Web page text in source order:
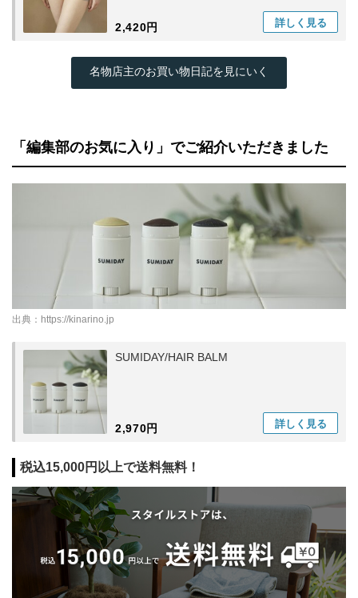
2,420円 詳しく 見る
名物店主のお買い物日記を見にいく
「編集部のお気に入り」でご紹介いただきました
出典： https://kinarino.jp
SUMIDAY/HAIR BALM
2,970円 詳しく 見る
税込15,000円以上で送料無料！